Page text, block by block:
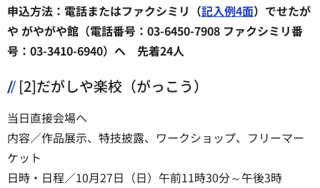
申込方法：電話またはファクシミリ（記入例4面）でせたが
や がやがや館（電話番号：03-6450-7908 ファクシミリ番
号：03-3410-6940）へ 先着24人
[2]だがしや楽校（がっこう）
当日直接会場へ
内容／作品展示、特技披露、ワークショップ、フリーマー
ケット
日時・日程／10月27日（日）午前11時30分～午後3時